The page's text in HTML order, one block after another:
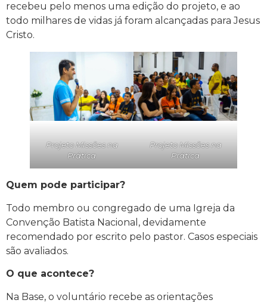
recebeu pelo menos uma edição do projeto, e ao
todo milhares de vidas já foram alcançadas para Jesus
Cristo.
Projeto Missões na
Prática
Projeto Missões na
Prática
Quem pode participar?
Todo membro ou congregado de uma Igreja da
Convenção Batista Nacional, devidamente
recomendado por escrito pelo pastor. Casos especiais
são avaliados.
O que acontece?
Na Base, o voluntário recebe as orientações